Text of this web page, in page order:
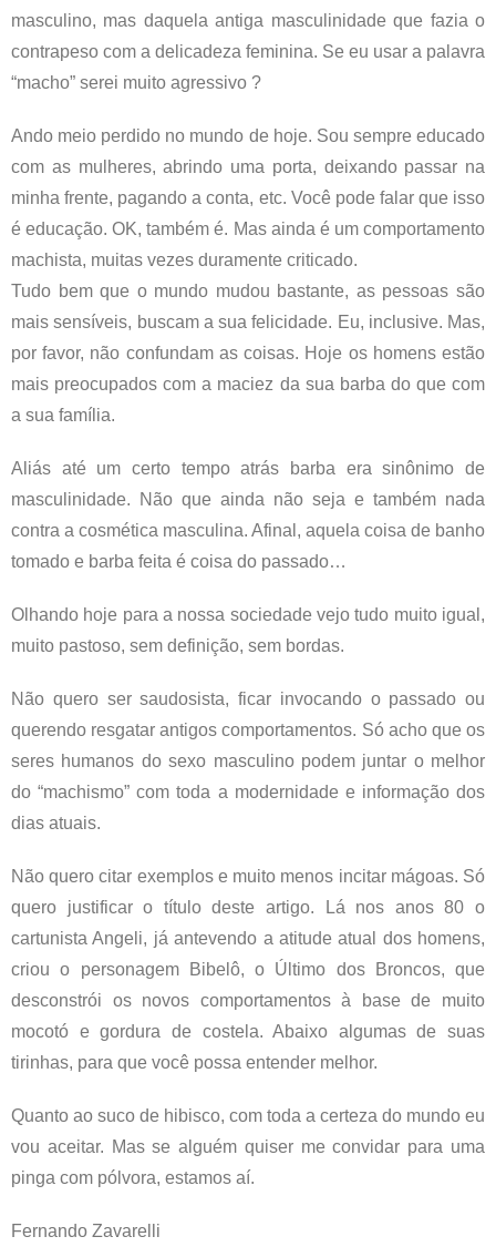
masculino, mas daquela antiga masculinidade que fazia o
contrapeso com a delicadeza feminina. Se eu usar a palavra
“macho” serei muito agressivo ?
Ando meio perdido no mundo de hoje. Sou sempre educado
com as mulheres, abrindo uma porta, deixando passar na
minha frente, pagando a conta, etc. Você pode falar que isso
é educação. OK, também é. Mas ainda é um comportamento
machista, muitas vezes duramente criticado.
Tudo bem que o mundo mudou bastante, as pessoas são
mais sensíveis, buscam a sua felicidade. Eu, inclusive. Mas,
por favor, não confundam as coisas. Hoje os homens estão
mais preocupados com a maciez da sua barba do que com
a sua família.
Aliás até um certo tempo atrás barba era sinônimo de
masculinidade. Não que ainda não seja e também nada
contra a cosmética masculina. Afinal, aquela coisa de banho
tomado e barba feita é coisa do passado…
Olhando hoje para a nossa sociedade vejo tudo muito igual,
muito pastoso, sem definição, sem bordas.
Não quero ser saudosista, ficar invocando o passado ou
querendo resgatar antigos comportamentos. Só acho que os
seres humanos do sexo masculino podem juntar o melhor
do “machismo” com toda a modernidade e informação dos
dias atuais.
Não quero citar exemplos e muito menos incitar mágoas. Só
quero justificar o título deste artigo. Lá nos anos 80 o
cartunista Angeli, já antevendo a atitude atual dos homens,
criou o personagem Bibelô, o Último dos Broncos, que
desconstrói os novos comportamentos à base de muito
mocotó e gordura de costela. Abaixo algumas de suas
tirinhas, para que você possa entender melhor.
Quanto ao suco de hibisco, com toda a certeza do mundo eu
vou aceitar. Mas se alguém quiser me convidar para uma
pinga com pólvora, estamos aí.
Fernando Zavarelli